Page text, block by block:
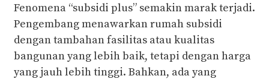
Fenomena “subsidi plus” semakin marak terjadi.
Pengembang menawarkan rumah subsidi
dengan tambahan fasilitas atau kualitas
bangunan yang lebih baik, tetapi dengan harga
yang jauh lebih tinggi. Bahkan, ada yang